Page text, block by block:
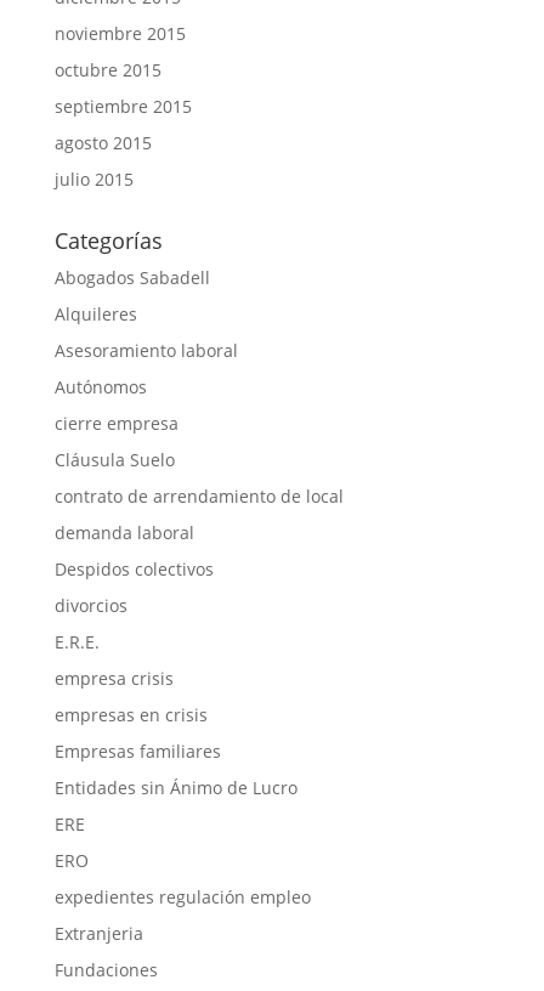
noviembre 2015
octubre 2015
septiembre 2015
agosto 2015
julio 2015
Categorías
Abogados Sabadell
Alquileres
Asesoramiento laboral
Autónomos
cierre empresa
Cláusula Suelo
contrato de arrendamiento de local
demanda laboral
Despidos colectivos
divorcios
E.R.E.
empresa crisis
empresas en crisis
Empresas familiares
Entidades sin Ánimo de Lucro
ERE
ERO
expedientes regulación empleo
Extranjeria
Fundaciones